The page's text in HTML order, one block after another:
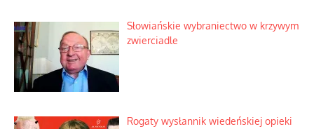
Słowiańskie wybraniectwo w krzywym
zwierciadle
Rogaty wysłannik wiedeńskiej opieki